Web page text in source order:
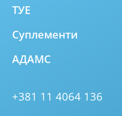
ТУЕ
Суплементи
АДАМС
+381 11 4064 136